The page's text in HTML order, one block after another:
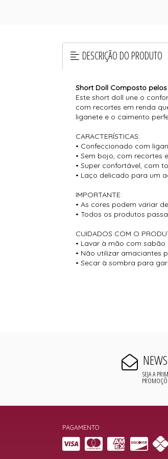
DESCRIÇÃO DO PRODUTO
Short Doll Composto
Este short doll une o
com recortes em renda
liganete e o caimento
CARACTERÍSTICAS:
• Confeccionado com
• Sem bojo, com recortes
• Super confortável, com
• Laço delicado para um
IMPORTANTE:
• As cores podem variar
• Todos os produtos
CUIDADOS COM O
• Lavar à mão com sabão
• Não utilizar amaciantes
• Secar à sombra para
SEJA A
PAGAMENTO